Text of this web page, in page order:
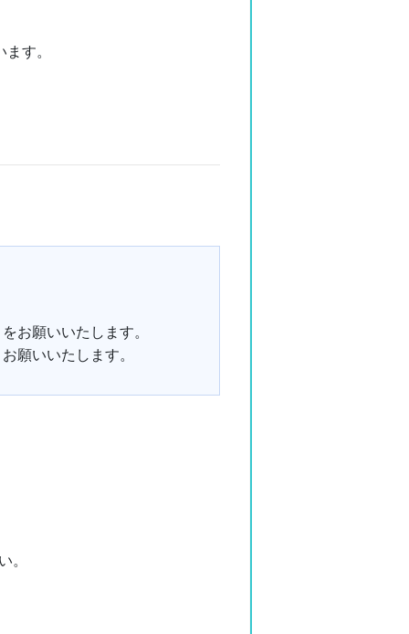
す。
お願いいたします。
願いいたします。
。